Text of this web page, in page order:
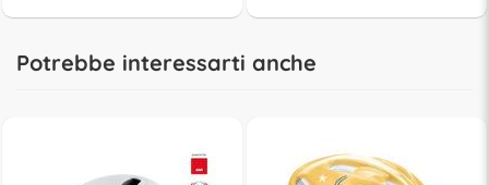
Potrebbe interessarti anche